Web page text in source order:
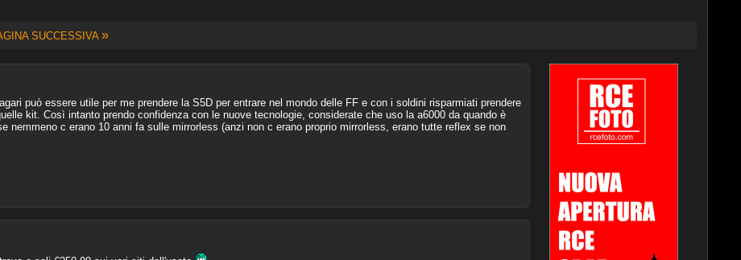
SUCCESSIVA »
può essere utile per me prendere la S5D per entrare nel mondo delle FF e con i soldini risparmiati prendere
kit. Così intanto prendo confidenza con le nuove tecnologie, considerate che uso la a6000 da quando è
nemmeno c erano 10 anni fa sulle mirrorless (anzi non c erano proprio mirrorless, erano tutte reflex se non